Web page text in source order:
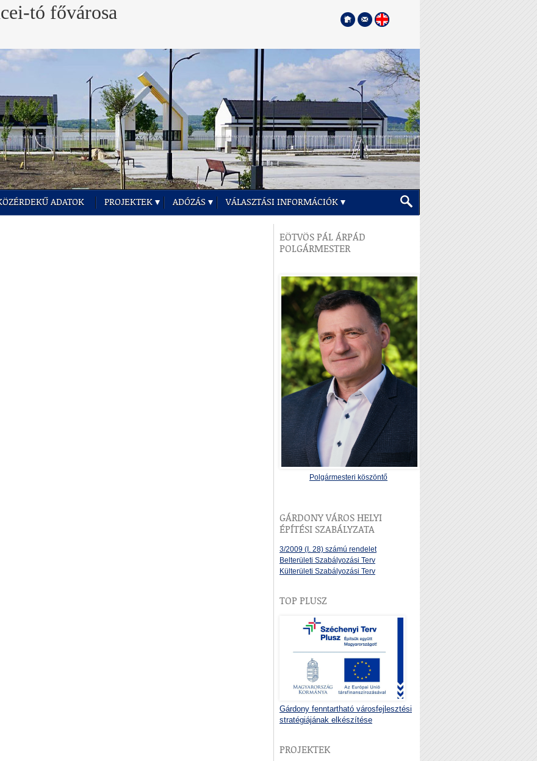
ADATOK PROJEKTEK ADÓZÁS VÁLASZTÁSI INFORMÁCIÓK
EÖTVÖS PÁL ÁRPÁD
POLGÁRMESTER
Polgármesteri köszöntő
GÁRDONY VÁROS HELYI
ÉPÍTÉSI SZABÁLYZATA
3/2009 (I. 28) számú rendelet
Belterületi Szabályozási Terv
Külterületi Szabályozási Terv
TOP PLUSZ
Gárdony fenntartható városfejlesztési
stratégiájának elkészítése
PROJEKTEK